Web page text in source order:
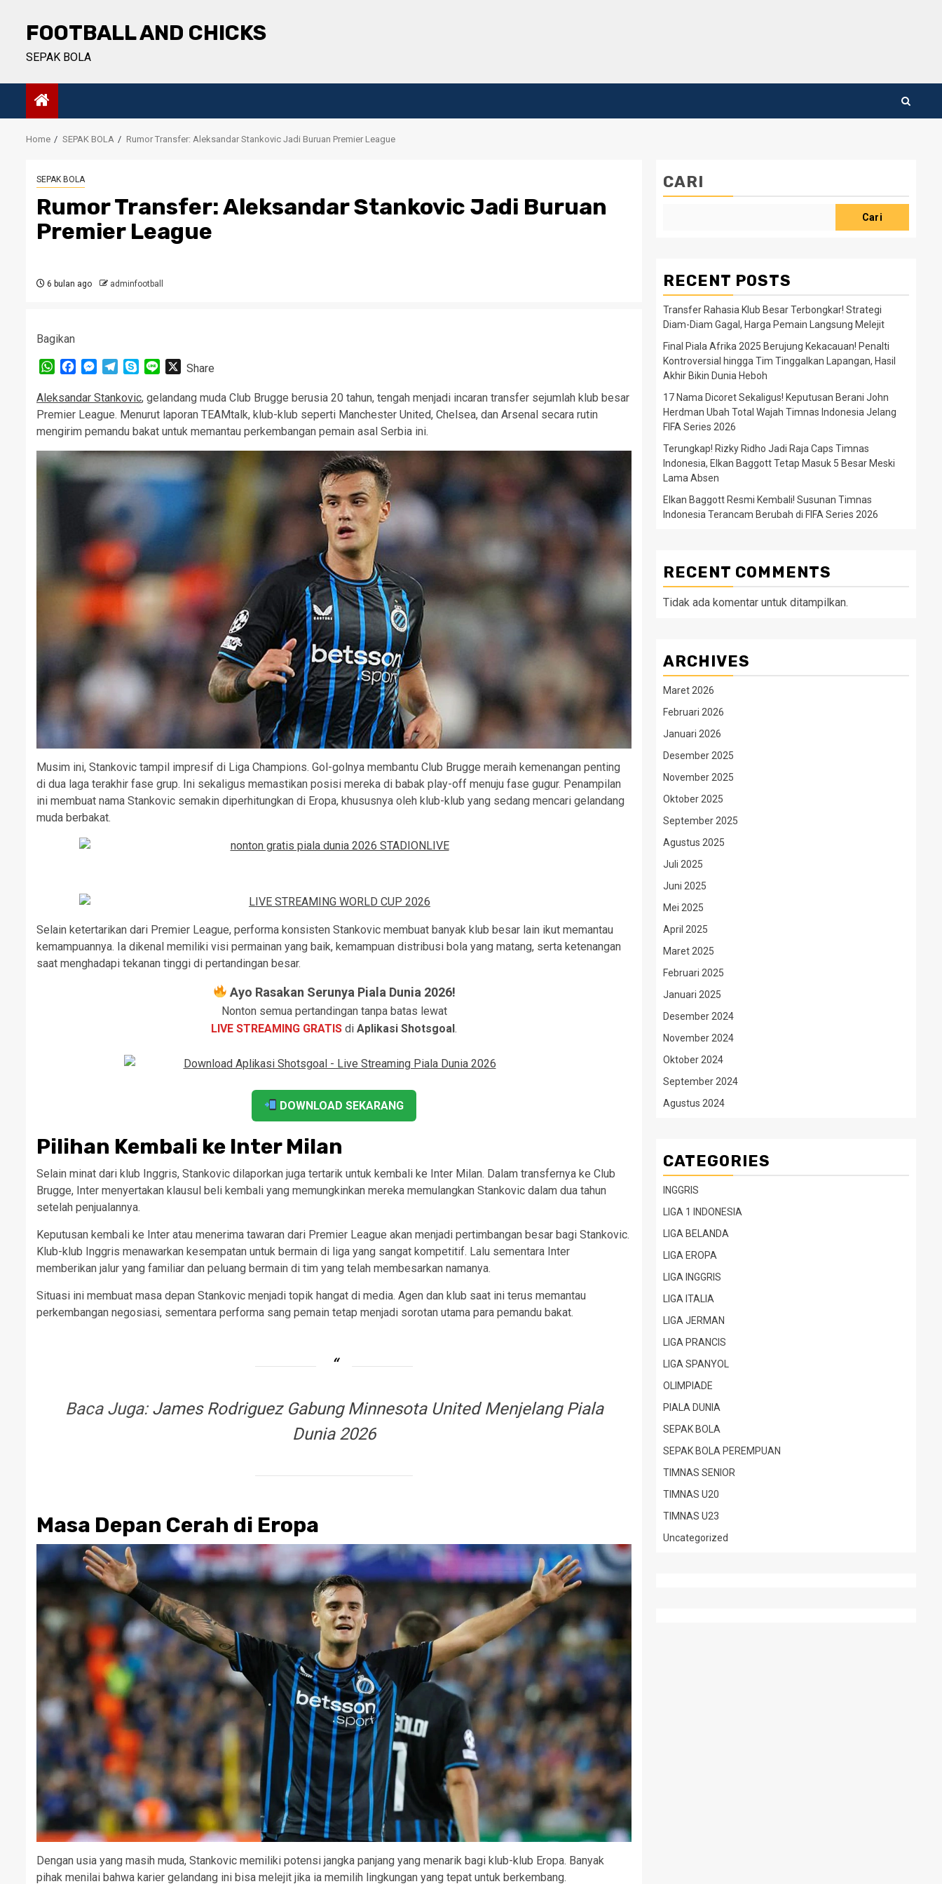
contentFOOTBALL AND CHICKS
SEPAK BOLA
Home SEPAK BOLA Rumor Transfer: Aleksandar Stankovic Jadi Buruan Premier League
SEPAK BOLA
Rumor Transfer: Aleksandar Stankovic Jadi Buruan
Premier League
6 bulan ago adminfootball
Bagikan
WhatsApp
FacebookMessenger
TelegramSkypeLine XShare
Aleksandar Stankovic, gelandang muda Club Brugge berusia 20 tahun, tengah menjadi incaran transfer sejumlah klub besar
Premier League. Menurut laporan TEAMtalk, klub-klub seperti Manchester United, Chelsea, dan Arsenal secara rutin
mengirim pemandu bakat untuk memantau perkembangan pemain asal Serbia ini.
Musim ini, Stankovic tampil impresif di Liga Champions. Gol-golnya membantu Club Brugge meraih kemenangan penting
di dua laga terakhir fase grup. Ini sekaligus memastikan posisi mereka di babak play-off menuju fase gugur. Penampilan
ini membuat nama Stankovic semakin diperhitungkan di Eropa, khususnya oleh klub-klub yang sedang mencari gelandang
muda berbakat.
Selain ketertarikan dari Premier League, performa konsisten Stankovic membuat banyak klub besar lain ikut memantau
kemampuannya. Ia dikenal memiliki visi permainan yang baik, kemampuan distribusi bola yang matang, serta ketenangan
saat menghadapi tekanan tinggi di pertandingan besar.
Ayo Rasakan Serunya Piala Dunia 2026!
Nonton semua pertandingan tanpa batas lewat
LIVE STREAMING GRATIS di Aplikasi Shotsgoal.
DOWNLOAD SEKARANG
Pilihan Kembali ke Inter Milan
Selain minat dari klub Inggris, Stankovic dilaporkan juga tertarik untuk kembali ke Inter Milan. Dalam transfernya ke Club
Brugge, Inter menyertakan klausul beli kembali yang memungkinkan mereka memulangkan Stankovic dalam dua tahun
setelah penjualannya.
Keputusan kembali ke Inter atau menerima tawaran dari Premier League akan menjadi pertimbangan besar bagi Stankovic.
Klub-klub Inggris menawarkan kesempatan untuk bermain di liga yang sangat kompetitif. Lalu sementara Inter
memberikan jalur yang familiar dan peluang bermain di tim yang telah membesarkan namanya.
Situasi ini membuat masa depan Stankovic menjadi topik hangat di media. Agen dan klub saat ini terus memantau
perkembangan negosiasi, sementara performa sang pemain tetap menjadi sorotan utama para pemandu bakat.
Baca Juga: James Rodriguez Gabung Minnesota United Menjelang Piala
Dunia 2026
Masa Depan Cerah di Eropa
Dengan usia yang masih muda, Stankovic memiliki potensi jangka panjang yang menarik bagi klub-klub Eropa. Banyak
pihak menilai bahwa karier gelandang ini bisa melejit jika ia memilih lingkungan yang tepat untuk berkembang.
CARI
Cari
RECENT POSTS
Transfer Rahasia Klub Besar Terbongkar! Strategi
Diam-Diam Gagal, Harga Pemain Langsung Melejit
Final Piala Afrika 2025 Berujung Kekacauan! Penalti
Kontroversial hingga Tim Tinggalkan Lapangan, Hasil
Akhir Bikin Dunia Heboh
17 Nama Dicoret Sekaligus! Keputusan Berani John
Herdman Ubah Total Wajah Timnas Indonesia Jelang
FIFA Series 2026
Terungkap! Rizky Ridho Jadi Raja Caps Timnas
Indonesia, Elkan Baggott Tetap Masuk 5 Besar Meski
Lama Absen
Elkan Baggott Resmi Kembali! Susunan Timnas
Indonesia Terancam Berubah di FIFA Series 2026
RECENT COMMENTS
Tidak ada komentar untuk ditampilkan.
ARCHIVES
Maret 2026
Februari 2026
Januari 2026
Desember 2025
November 2025
Oktober 2025
September 2025
Agustus 2025
Juli 2025
Juni 2025
Mei 2025
April 2025
Maret 2025
Februari 2025
Januari 2025
Desember 2024
November 2024
Oktober 2024
September 2024
Agustus 2024
CATEGORIES
INGGRIS
LIGA 1 INDONESIA
LIGA BELANDA
LIGA EROPA
LIGA INGGRIS
LIGA ITALIA
LIGA JERMAN
LIGA PRANCIS
LIGA SPANYOL
OLIMPIADE
PIALA DUNIA
SEPAK BOLA
SEPAK BOLA PEREMPUAN
TIMNAS SENIOR
TIMNAS U20
TIMNAS U23
Uncategorized